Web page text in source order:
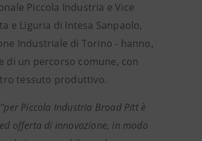
Piccola Industria e Vice
e Liguria di Intesa Sanpaolo,
Industriale di Torino - hanno,
un percorso comune, con
tessuto produttivo.
"per Piccola Industria Broad Pitt è
offerta di innovazione, in modo